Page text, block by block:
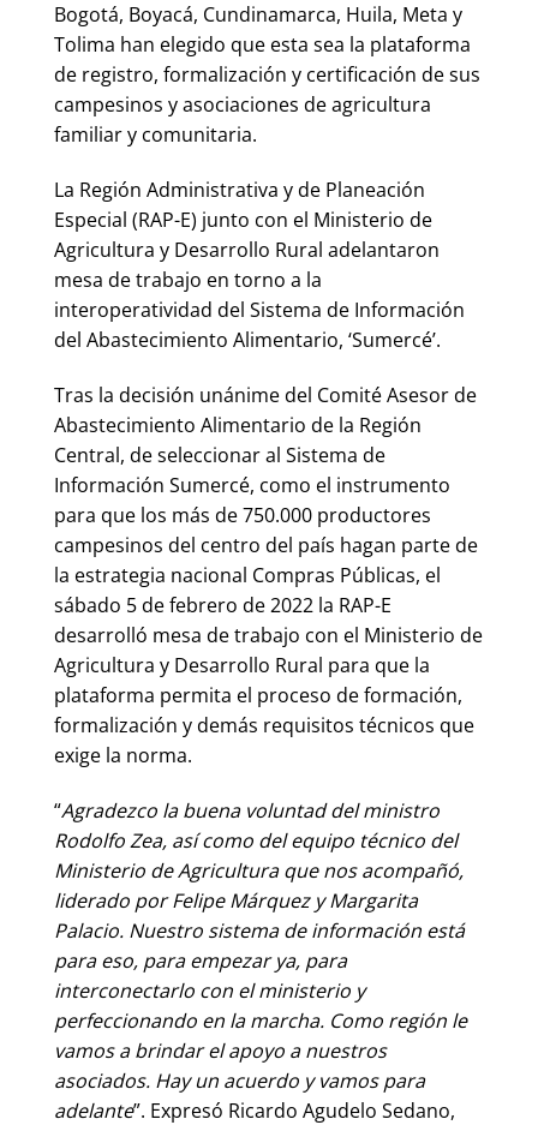
Bogotá, Boyacá, Cundinamarca, Huila, Meta y
Tolima han elegido que esta sea la plataforma
de registro, formalización y certificación de sus
campesinos y asociaciones de agricultura
familiar y comunitaria.
La Región Administrativa y de Planeación
Especial (RAP-E) junto con el Ministerio de
Agricultura y Desarrollo Rural adelantaron
mesa de trabajo en torno a la
interoperatividad del Sistema de Información
del Abastecimiento Alimentario, ‘Sumercé’.
Tras la decisión unánime del Comité Asesor de
Abastecimiento Alimentario de la Región
Central, de seleccionar al Sistema de
Información Sumercé, como el instrumento
para que los más de 750.000 productores
campesinos del centro del país hagan parte de
la estrategia nacional Compras Públicas, el
sábado 5 de febrero de 2022 la RAP-E
desarrolló mesa de trabajo con el Ministerio de
Agricultura y Desarrollo Rural para que la
plataforma permita el proceso de formación,
formalización y demás requisitos técnicos que
exige la norma.
“Agradezco la buena voluntad del ministro
Rodolfo Zea, así como del equipo técnico del
Ministerio de Agricultura que nos acompañó,
liderado por Felipe Márquez y Margarita
Palacio. Nuestro sistema de información está
para eso, para empezar ya, para
interconectarlo con el ministerio y
perfeccionando en la marcha. Como región le
vamos a brindar el apoyo a nuestros
asociados. Hay un acuerdo y vamos para
adelante”. Expresó Ricardo Agudelo Sedano,